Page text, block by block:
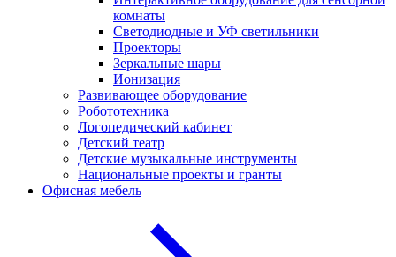
комнаты
Светодиодные и УФ светильники
Проекторы
Зеркальные шары
Ионизация
Развивающее оборудование
Робототехника
Логопедический кабинет
Детский театр
Детские музыкальные инструменты
Национальные проекты и гранты
Офисная мебель